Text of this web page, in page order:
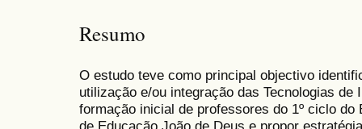
Resumo
O estudo teve como principal objectivo
utilização e/ou integração das Tecnologias
formação inicial de professores do 1º ciclo
de Educação João de Deus e propor